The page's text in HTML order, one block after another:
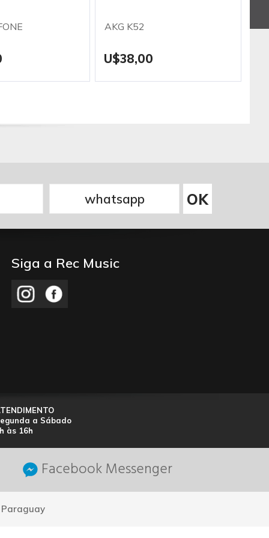
AKG K52
U$38,00
Siga a Rec Music
a Sábado
às 16h
Facebook Messenger
Paraguay